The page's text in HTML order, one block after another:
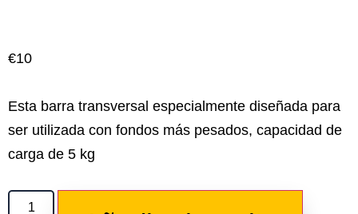
€10
Esta barra transversal especialmente diseñada para
ser utilizada con fondos más pesados, capacidad de
carga de 5 kg